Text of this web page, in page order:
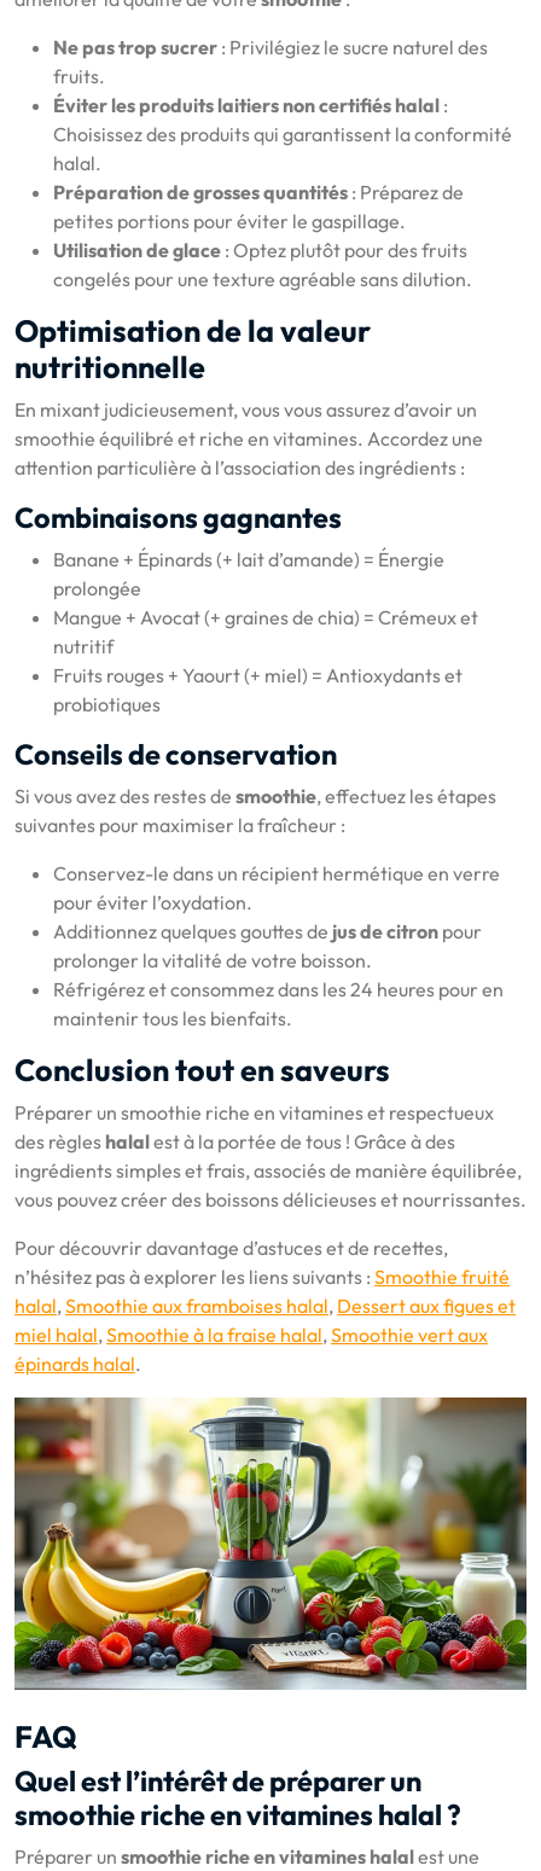
Ne pas trop sucrer : Privilégiez le sucre naturel des
fruits.
Éviter les produits laitiers non certifiés halal :
Choisissez des produits qui garantissent la conformité
halal.
Préparation de grosses quantités : Préparez de
petites portions pour éviter le gaspillage.
Utilisation de glace : Optez plutôt pour des fruits
congelés pour une texture agréable sans dilution.
Optimisation de la valeur
nutritionnelle
En mixant judicieusement, vous vous assurez d’avoir un
smoothie équilibré et riche en vitamines. Accordez une
attention particulière à l’association des ingrédients :
Combinaisons gagnantes
Banane + Épinards (+ lait d’amande) = Énergie
prolongée
Mangue + Avocat (+ graines de chia) = Crémeux et
nutritif
Fruits rouges + Yaourt (+ miel) = Antioxydants et
probiotiques
Conseils de conservation
Si vous avez des restes de smoothie, effectuez les étapes
suivantes pour maximiser la fraîcheur :
Conservez-le dans un récipient hermétique en verre
pour éviter l’oxydation.
Additionnez quelques gouttes de jus de citron pour
prolonger la vitalité de votre boisson.
Réfrigérez et consommez dans les 24 heures pour en
maintenir tous les bienfaits.
Conclusion tout en saveurs
Préparer un smoothie riche en vitamines et respectueux
des règles halalest à la portée de tous ! Grâce à des
ingrédients simples et frais, associés de manière équilibrée,
vous pouvez créer des boissons délicieuses et nourrissantes.
Pour découvrir davantage d’astuces et de recettes,
n’hésitez pas à explorer les liens suivants : Smoothie fruité
halal, Smoothie aux framboises halal, Dessert aux figues et
miel halal, Smoothie à la fraise halal, Smoothie vert aux
épinards halal.
FAQ
Quel est l’intérêt de préparer un
smoothie riche en vitamines halal ?
Préparer un smoothie riche en vitamines halalest une